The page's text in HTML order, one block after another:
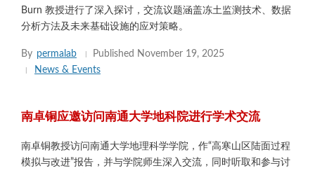
Burn 教授进行了深入探讨，交流议题涵盖冻土监测技术、数据
分析方法及未来基础设施的应对策略。
By permalab Published November 19, 2025
News & Events
南卓铜应邀访问南通大学地科院进行学术交流
南卓铜教授访问南通大学地理科学学院，作“高寒山区陆面过程
模拟与改进”报告，并与学院师生深入交流，同时听取和参与讨